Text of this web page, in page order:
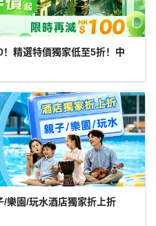
精選特價獨家低至5折！中
度假激減 HK$200 親子/樂園/玩水酒店獨家折上折